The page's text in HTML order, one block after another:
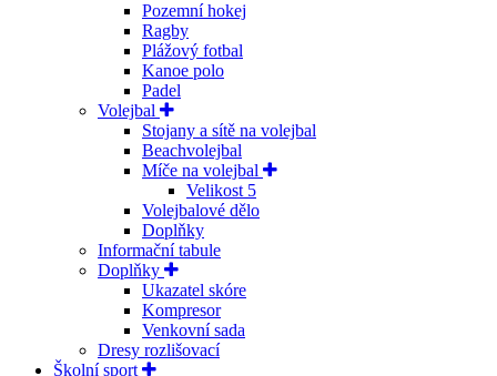
Pozemní hokej
Ragby
Plážový fotbal
Kanoe polo
Padel
Volejbal
Stojany a sítě na volejbal
Beachvolejbal
Míče na volejbal
Velikost 5
Volejbalové dělo
Doplňky
Informační tabule
Doplňky
Ukazatel skóre
Kompresor
Venkovní sada
Dresy rozlišovací
Školní sport